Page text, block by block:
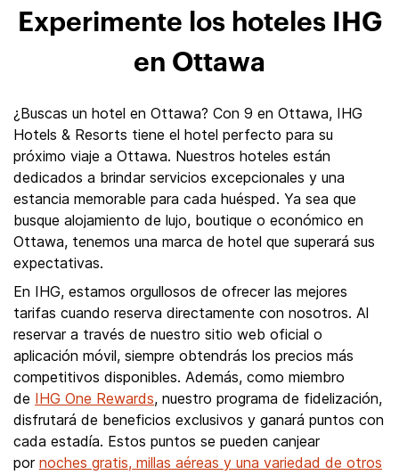
Experimente los hoteles IHG
en Ottawa
¿Buscas un hotel en Ottawa? Con 9 en Ottawa, IHG
Hotels & Resorts tiene el hotel perfecto para su
próximo viaje a Ottawa. Nuestros hoteles están
dedicados a brindar servicios excepcionales y una
estancia memorable para cada huésped. Ya sea que
busque alojamiento de lujo, boutique o económico en
Ottawa, tenemos una marca de hotel que superará sus
expectativas.
En IHG, estamos orgullosos de ofrecer las mejores
tarifas cuando reserva directamente con nosotros. Al
reservar a través de nuestro sitio web oficial o
aplicación móvil, siempre obtendrás los precios más
competitivos disponibles. Además, como miembro
de IHG One Rewards, nuestro programa de fidelización,
disfrutará de beneficios exclusivos y ganará puntos con
cada estadía. Estos puntos se pueden canjear
por noches gratis, millas aéreas y una variedad de otros